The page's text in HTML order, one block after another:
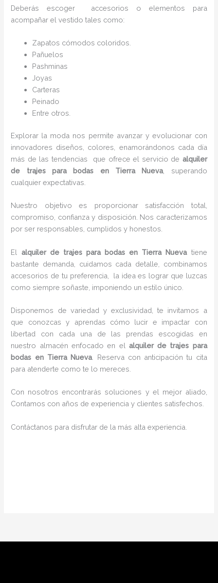
Deberás escoger accesorios o elementos para
acompañar el vestido tales como:
Zapatos cómodos coloridos.
Pañuelos
Pashminas
Joyas
Carteras
Peinado
Entre otros.
Explorar la moda nos permite avanzar y evolucionar con
innovadores diseños, colores, enamorándonos cada día
más de las tendencias que ofrece el servicio de alquiler
de trajes para bodas en Tierra Nueva, superando
cualquier expectativas.
Nuestro objetivo es proporcionar satisfacción total,
compromiso, confianza y disposición. Nos caracterizamos
por ser responsables, cumplidos y honestos.
El alquiler de trajes para bodas en Tierra Nueva tiene
bastante demanda, cuidamos cada detalle, combinamos
accesorios de tu preferencia, la idea es lograr que luzcas
como siempre soñaste, imponiendo un estilo único.
Disponemos de variedad y exclusividad, te invitamos a
que conozcas y aprendas cómo lucir e impactar con
libertad con cada una de las prendas escogidas en
nuestro almacén enfocado en el alquiler de trajes para
bodas en Tierra Nueva. Reserva con anticipación tu cita
para atenderte como te lo mereces.
Con nosotros encontrarás soluciones y el mejor aliado,
Contamos con años de experiencia y clientes satisfechos.
Contáctanos para disfrutar de la más alta experiencia.